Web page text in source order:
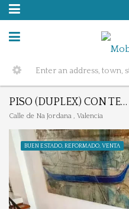
PISO (DUPLEX) CON TERRAZA EN EL BARRIO DEL CARME.
Calle de Na Jordana , Valencia
BUEN ESTADO, REFORMADO, VENTA